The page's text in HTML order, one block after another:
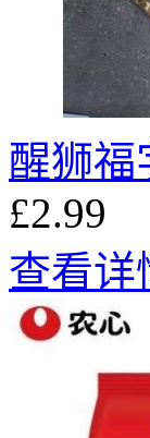
醒狮福
£2.99
查看详